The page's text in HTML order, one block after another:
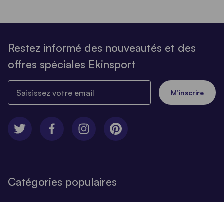
Restez informé des nouveautés et des
offres spéciales Ekinsport
M’inscrire
Catégories populaires